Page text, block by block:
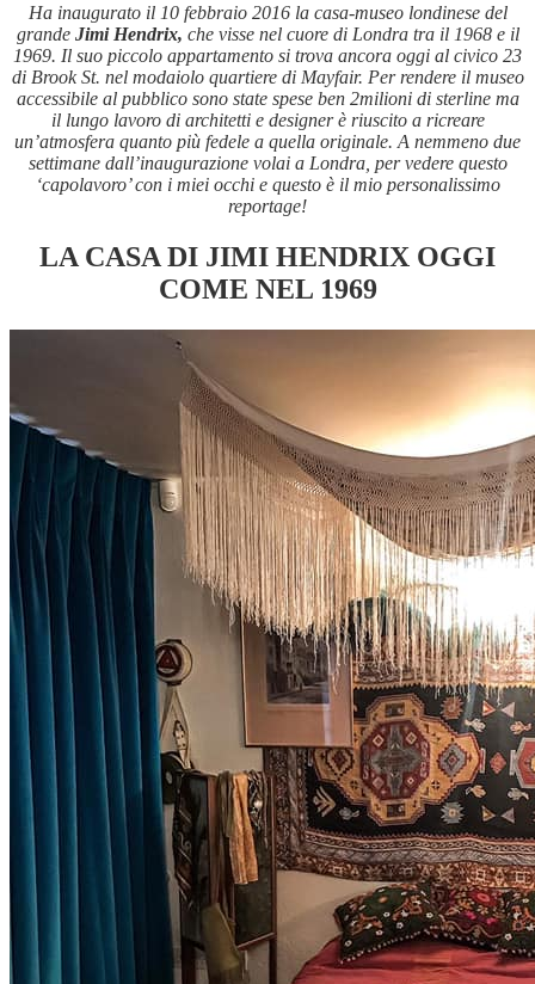
Ha inaugurato il 10 febbraio 2016 la casa-museo londinese del
grande Jimi Hendrix, che visse nel cuore di Londra tra il 1968 e il
1969. Il suo piccolo appartamento si trova ancora oggi al civico 23
di Brook St. nel modaiolo quartiere di Mayfair. Per rendere il museo
accessibile al pubblico sono state spese ben 2milioni di sterline ma
il lungo lavoro di architetti e designer è riuscito a ricreare
un’atmosfera quanto più fedele a quella originale. A nemmeno due
settimane dall’inaugurazione volai a Londra, per vedere questo
‘capolavoro’ con i miei occhi e questo è il mio personalissimo
reportage!
LA CASA DI JIMI HENDRIX OGGI
COME NEL 1969